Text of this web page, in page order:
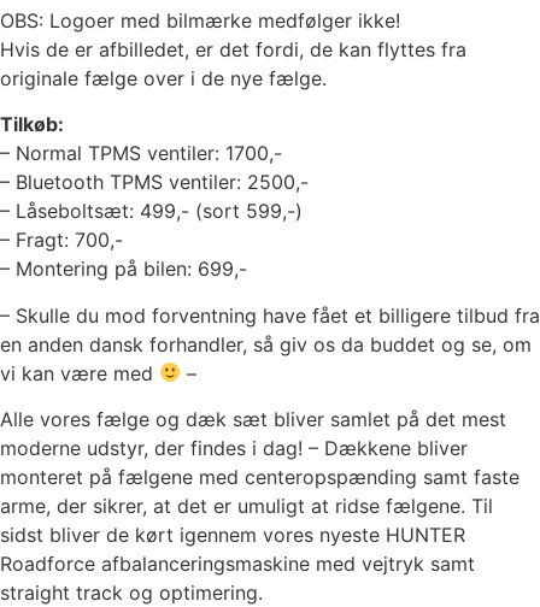
OBS: Logoer med bilmærke medfølger ikke!
Hvis de er afbilledet, er det fordi, de kan flyttes fra
originale fælge over i de nye fælge.
Tilkøb:
– Normal TPMS ventiler: 1700,-
– Bluetooth TPMS ventiler: 2500,-
– Låseboltsæt: 499,- (sort 599,-)
– Fragt: 700,-
– Montering på bilen: 699,-
– Skulle du mod forventning have fået et billigere tilbud fra
en anden dansk forhandler, så giv os da buddet og se, om
vi kan være med
–
Alle vores fælge og dæk sæt bliver samlet på det mest
moderne udstyr, der findes i dag! – Dækkene bliver
monteret på fælgene med centeropspænding samt faste
arme, der sikrer, at det er umuligt at ridse fælgene. Til
sidst bliver de kørt igennem vores nyeste HUNTER
Roadforce afbalanceringsmaskine med vejtryk samt
straight track og optimering.